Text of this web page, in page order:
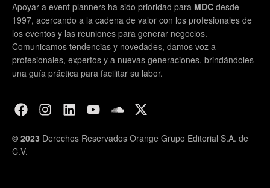
Apoyar a event planners ha sido prioridad para MDC desde
1997, acercando a la cadena de valor con los profesionales de
los eventos y las reuniones para generar negocios.
Comunicamos tendencias y novedades, damos voz a
profesionales, expertos y a nuevas generaciones, brindándoles
una guía práctica para facilitar su labor.
© 2023 Derechos Reservados Orange Grupo Editorial S.A. de
C.V.